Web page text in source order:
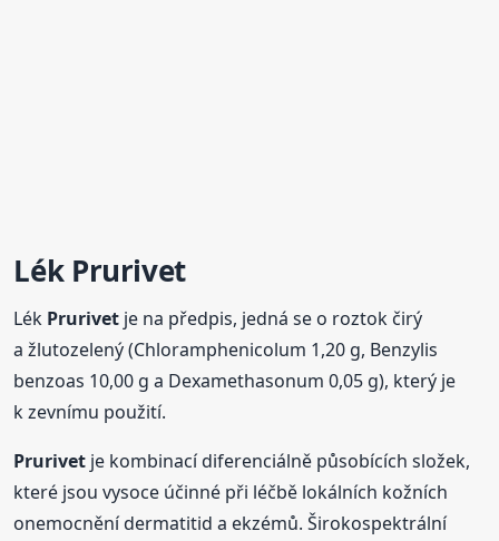
Lék Prurivet
Lék Prurivet je na předpis, jedná se o roztok čirý
a žlutozelený (Chloramphenicolum 1,20 g, Benzylis
benzoas 10,00 g a Dexamethasonum 0,05 g), který je
k zevnímu použití.
Prurivet je kombinací diferenciálně působících složek,
které jsou vysoce účinné při léčbě lokálních kožních
onemocnění dermatitid a ekzémů. Širokospektrální